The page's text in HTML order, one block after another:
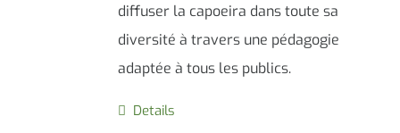
diffuser la capoeira dans toute sa
diversité à travers une pédagogie
adaptée à tous les publics.
Details